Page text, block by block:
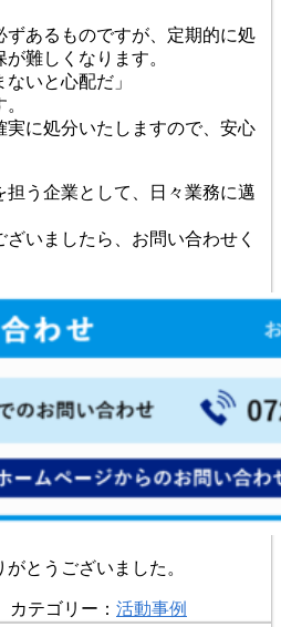
あるものですが、定期的に処
難しくなります。
いと心配だ」
に処分いたしますので、安心
う企業として、日々業務に邁
いましたら、お問い合わせく
とうございました。
カテゴリー： 活動事例